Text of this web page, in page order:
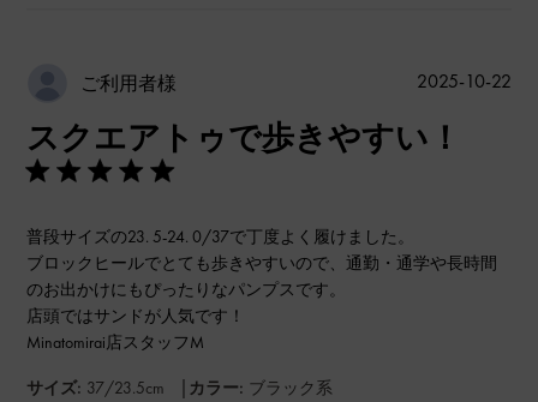
ご利用者様
スクエアトゥで歩きやすい！
普段サイズの23. 5-24. 0/37で丁度よく履けました。
ブロックヒールでとても歩きやすいので、通勤・通学や長時間
のお出かけにもぴったりなパンプスです。
店頭ではサンドが人気です！
Minatomirai店スタッフM
サイズ: 37/23.5cm | カラー: ブラック系
公
2025-10-22